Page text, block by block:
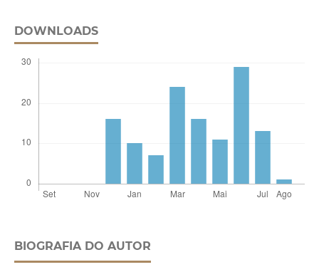
DOWNLOADS
BIOGRAFIA DO AUTOR